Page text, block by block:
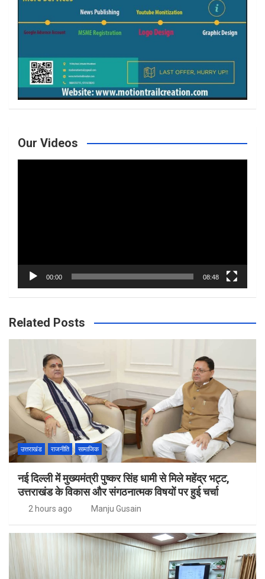
Our Videos
00:00 08:48
Related Posts
उत्तराखंड राजनीति सामाजिक
नई दिल्ली में मुख्यमंत्री पुष्कर सिंह धामी से मिले महेंद्र भट्ट,
उत्तराखंड के विकास और संगठनात्मक विषयों पर हुई चर्चा
2 hours ago Manju Gusain